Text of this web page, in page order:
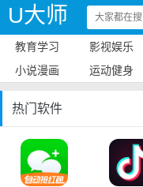
U大师
教育学习 影视娱乐
小说漫画
运动健身
热门软件